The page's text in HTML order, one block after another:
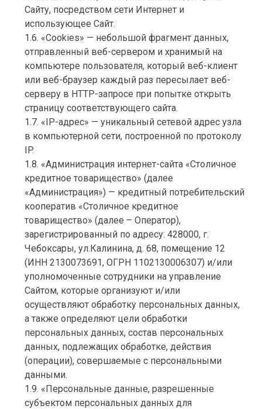
Сайту, посредством сети Интернет и
использующее Сайт.
1.6. «Cookies» — небольшой фрагмент данных,
отправленный веб-сервером и хранимый на
компьютере пользователя, который веб-клиент
или веб-браузер каждый раз пересылает веб-
серверу в HTTP-запросе при попытке открыть
страницу соответствующего сайта.
1.7. «IP-адрес» — уникальный сетевой адрес узла
в компьютерной сети, построенной по протоколу
IP.
1.8. «Администрация интернет-сайта «Cтоличное
кредитное товарищество» (далее
«Администрация») — кредитный потребительский
кооператив «Cтоличное кредитное
товарищество» (далее – Оператор),
зарегистрированный по адресу: 428000, г.
Чебоксары, ул.Калинина, д. 68, помещение 12
(ИНН 2130073691, ОГРН 1102130006307) и/или
уполномоченные сотрудники на управление
Сайтом, которые организуют и/или
осуществляют обработку персональных данных,
а также определяют цели обработки
персональных данных, состав персональных
данных, подлежащих обработке, действия
(операции), совершаемые с персональными
данными.
1.9. «Персональные данные, разрешенные
субъектом персональных данных для